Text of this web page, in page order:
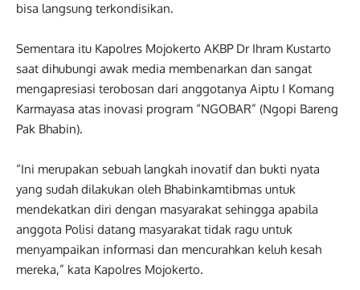
bisa langsung terkondisikan.
Sementara itu Kapolres Mojokerto AKBP Dr Ihram Kustarto
saat dihubungi awak media membenarkan dan sangat
mengapresiasi terobosan dari anggotanya Aiptu I Komang
Karmayasa atas inovasi program “NGOBAR” (Ngopi Bareng
Pak Bhabin).
“Ini merupakan sebuah langkah inovatif dan bukti nyata
yang sudah dilakukan oleh Bhabinkamtibmas untuk
mendekatkan diri dengan masyarakat sehingga apabila
anggota Polisi datang masyarakat tidak ragu untuk
menyampaikan informasi dan mencurahkan keluh kesah
mereka,” kata Kapolres Mojokerto.